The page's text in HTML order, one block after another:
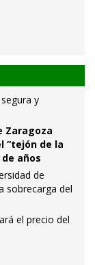
y
Zaragoza
“tejón de la
años
de
sobrecarga del
el precio del